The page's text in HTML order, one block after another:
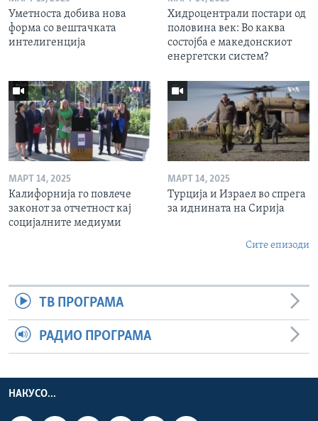
Уметноста добива нова
форма со вештачката
интелигенција
Хидроцентрали постари од
половина век: Во каква
состојба е македонскиот
енергетски систем?
МАРТ 14, 2025
Калифорнија го повлече
законот за отчетност кај
социјалните медиуми
МАРТ 14, 2025
Турција и Израел во спрега
за иднината на Сирија
Сите епизоди
ТВ ПРОГРАМА
РАДИО ПРОГРАМА
НАКУСО...